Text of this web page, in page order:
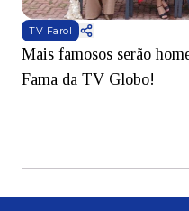
TV Farol
Mais famosos serão
Fama da TV Globo!